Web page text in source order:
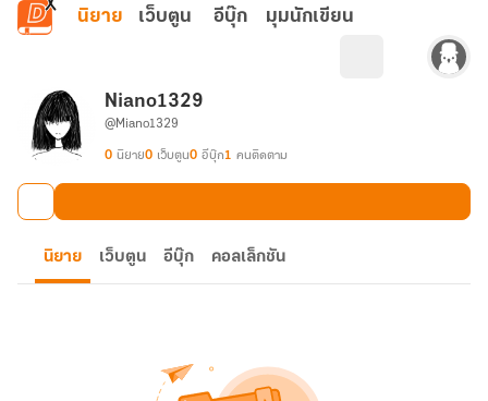
ข้ามไปยังเนื้อหาหลัก
นิยาย เว็บตูน อีบุ๊ก มุมนักเขียน
Niano1329
@Miano1329
0 นิยาย0 เว็บตูน0 อีบุ๊ก1 คนติดตาม
นิยาย เว็บตูน อีบุ๊ก คอลเล็กชัน